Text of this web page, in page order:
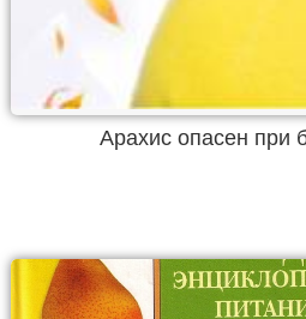
Арахис опасен при